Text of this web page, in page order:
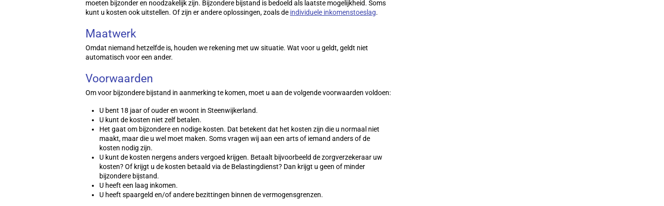
moeten bijzonder en noodzakelijk zijn. Bijzondere bijstand is bedoeld als laatste mogelijkheid. Soms
kunt u kosten ook uitstellen. Of zijn er andere oplossingen, zoals de individuele inkomenstoeslag.
Maatwerk
Omdat niemand hetzelfde is, houden we rekening met uw situatie. Wat voor u geldt, geldt niet
automatisch voor een ander.
Voorwaarden
Om voor bijzondere bijstand in aanmerking te komen, moet u aan de volgende voorwaarden voldoen:
U bent 18 jaar of ouder en woont in Steenwijkerland.
U kunt de kosten niet zelf betalen.
Het gaat om bijzondere en nodige kosten. Dat betekent dat het kosten zijn die u normaal niet
maakt, maar die u wel moet maken. Soms vragen wij aan een arts of iemand anders of de
kosten nodig zijn.
U kunt de kosten nergens anders vergoed krijgen. Betaalt bijvoorbeeld de zorgverzekeraar uw
kosten? Of krijgt u de kosten betaald via de Belastingdienst? Dan krijgt u geen of minder
bijzondere bijstand.
U heeft een laag inkomen.
U heeft spaargeld en/of andere bezittingen binnen de vermogensgrenzen.